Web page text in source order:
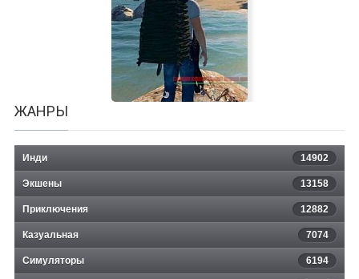
Человеческий Апокалипсис
ЖАНРЫ
Инди 14902
Экшены 13158
Приключения 12882
Казуальная 7074
Симуляторы 6194